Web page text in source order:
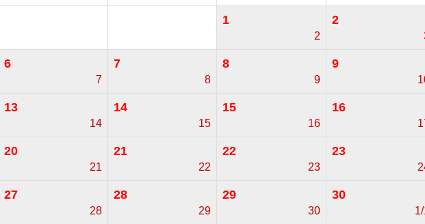
1
2
2
6
7
7
8
8
9
9
13
14
14
15
15
16
16
20
21
21
22
22
23
23
27
28
28
29
29
30
30